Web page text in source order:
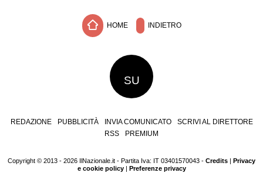
HOME INDIETRO
SU
REDAZIONE PUBBLICITÀ INVIA COMUNICATO
SCRIVI AL DIRETTORE
RSS
PREMIUM
Copyright © 2013 - 2026 IlNazionale.it - Partita Iva: IT 03401570043 - Credits | Privacy
e cookie policy| Preferenze privacy